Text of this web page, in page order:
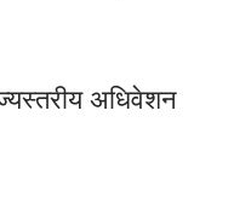
अधिवेशन